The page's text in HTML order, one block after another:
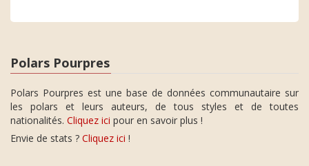
Polars Pourpres
Polars Pourpres est une base de données communautaire sur
les polars et leurs auteurs, de tous styles et de toutes
nationalités. Cliquez ici pour en savoir plus !
Envie de stats ? Cliquez ici !